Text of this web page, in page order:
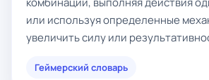
или используя определенные
увеличить силу или
Геймерский словарь